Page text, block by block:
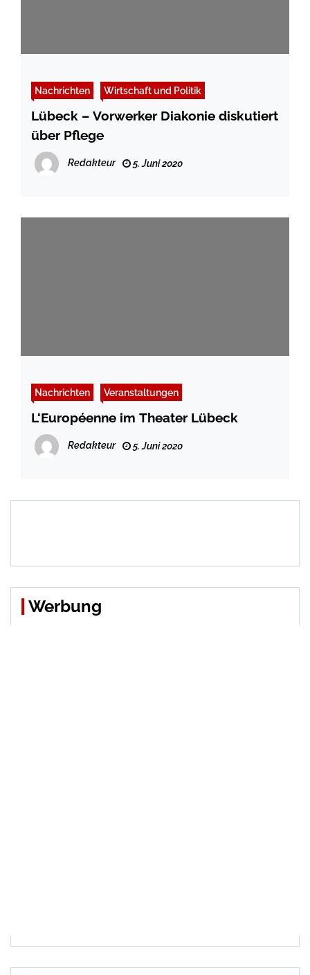
Nachrichten Wirtschaft und Politik
Lübeck – Vorwerker Diakonie diskutiert
über Pflege
Redakteur 5. Juni 2020
Nachrichten Veranstaltungen
L‘Européenne im Theater Lübeck
Redakteur 5. Juni 2020
Werbung